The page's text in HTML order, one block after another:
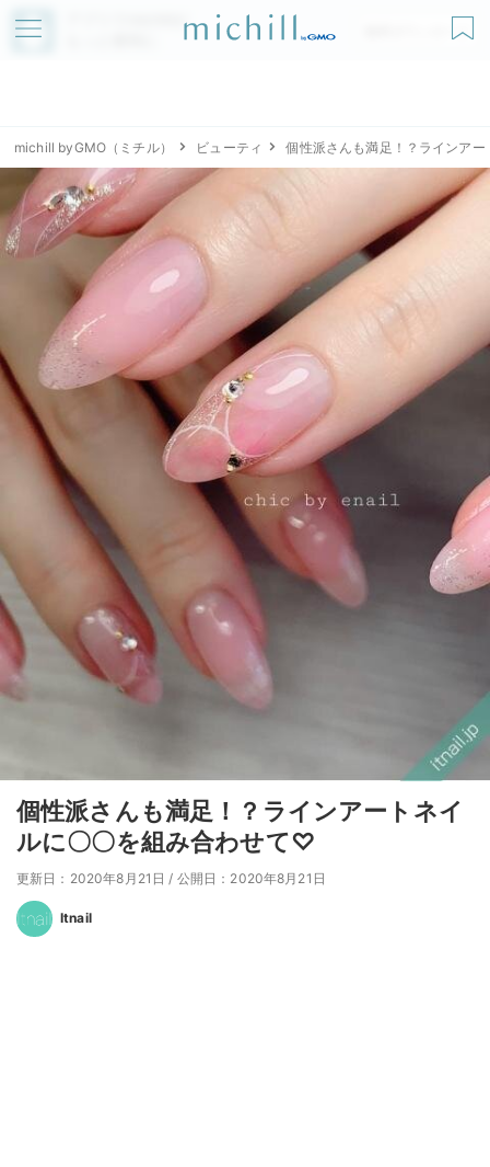
アプリでmichillが
無料ダウンロード
michill byGMO（ミチル） ビューティ 個性派さんも満足！？ラインア
個性派さんも満足！？ラインアートネイ
ルに〇〇を組み合わせて♡
更新日：2020年8月21日 / 公開日：2020年8月21日
Itnail